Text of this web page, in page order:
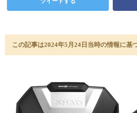
この記事は2024年5月24日当時の情報に基